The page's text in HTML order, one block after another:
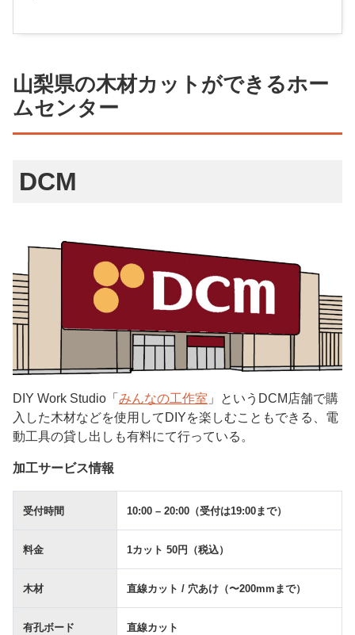
山梨県の木材カットができるホー
ムセンター
DCM
DIY Work Studio「 みんなの工作室 」というDCM店舗で購
入した木材などを使用してDIYを楽しむこともできる、電
動工具の貸し出しも有料にて行っている。
加工サービス情報
受付時間 10:00 – 20:00（受付は19:00まで）
料金 1カット 50円（税込）
木材 直線カット / ⽳あけ（〜200mmまで）
有孔ボード 直線カット